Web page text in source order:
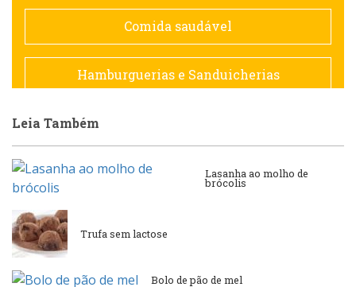
Espanhola
Francesa
Comida saudável
Hamburguerias e Sanduicherias
Lanchonetes
Leia Também
Lasanha ao molho de
brócolis
Trufa sem lactose
Bolo de pão de mel